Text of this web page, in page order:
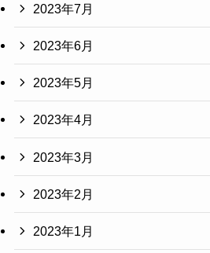
2023年7月
2023年6月
2023年5月
2023年4月
2023年3月
2023年2月
2023年1月